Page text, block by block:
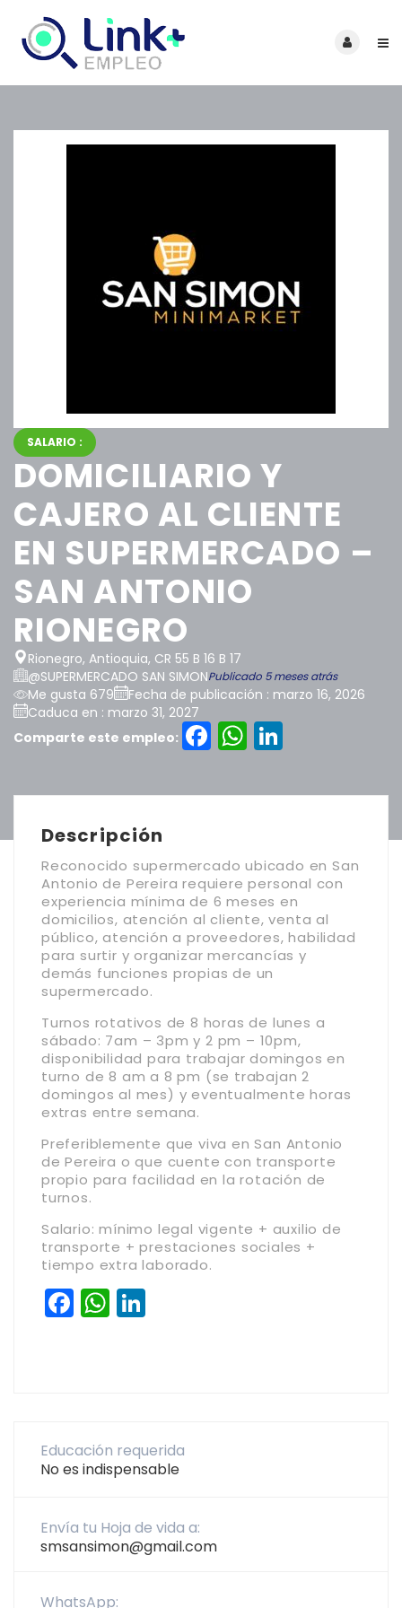
SALARIO :
DOMICILIARIO Y
CAJERO AL CLIENTE
EN SUPERMERCADO –
SAN ANTONIO
RIONEGRO
Rionegro, Antioquia, CR 55 B 16 B 17
@SUPERMERCADO SAN SIMONPublicado 5 meses atrás
Me gusta 679
Fecha de publicación : marzo 16, 2026
Caduca en : marzo 31, 2027
Comparte este empleo:
Facebook
Descripción
Reconocido supermercado ubicado en San
Antonio de Pereira requiere personal con
experiencia mínima de 6 meses en
domicilios, atención al cliente, venta al
público, atención a proveedores, habilidad
para surtir y organizar mercancías y
demás funciones propias de un
supermercado.
Turnos rotativos de 8 horas de lunes a
sábado: 7am – 3pm y 2 pm – 10pm,
disponibilidad para trabajar domingos en
turno de 8 am a 8 pm (se trabajan 2
domingos al mes) y eventualmente horas
extras entre semana.
Preferiblemente que viva en San Antonio
de Pereira o que cuente con transporte
propio para facilidad en la rotación de
turnos.
Salario: mínimo legal vigente + auxilio de
transporte + prestaciones sociales +
tiempo extra laborado.
Facebook
WhatsApp
Educación requerida
No es indispensable
Envía tu Hoja de vida a:
smsansimon@gmail.com
WhatsApp: